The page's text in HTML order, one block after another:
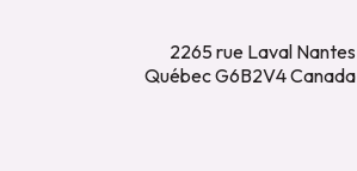
2265 rue Laval Nantes
Québec G6B2V4 Canada